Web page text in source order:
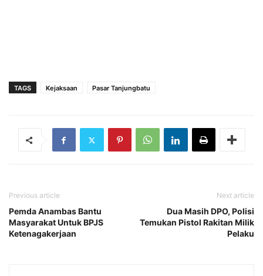
TAGS Kejaksaan Pasar Tanjungbatu
Previous article
Pemda Anambas Bantu
Masyarakat Untuk BPJS
Ketenagakerjaan
Next article
Dua Masih DPO, Polisi
Temukan Pistol Rakitan Milik
Pelaku